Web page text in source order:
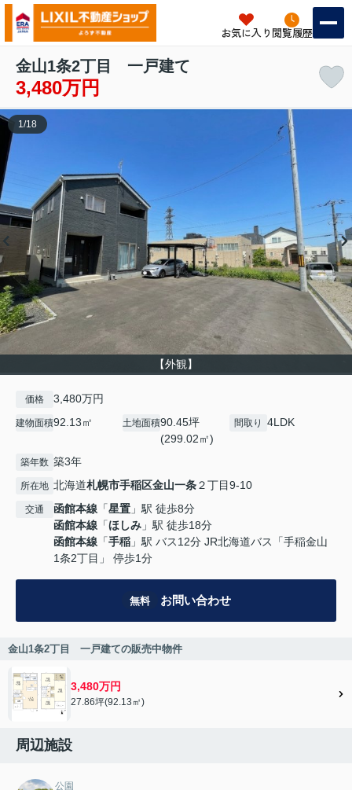
お気に入り 閲覧履歴
金山1条2丁目 一戸建て
3,480万円
【外観】
1/18
価格 3,480万円
建物面積92.13㎡ 土地面積90.45坪
(299.02㎡)
間取り 4LDK
築年数 築3年
所在地 北海道札幌市手稲区金山一条２丁目9-10
交通 函館本線 「星置 」駅 徒歩8分
函館本線 「ほしみ 」駅 徒歩18分
函館本線 「手稲 」駅 バス12分 JR北海道バス「手稲金山
1条2丁目」 停歩1分
無料 お問い合わせ
金山1条2丁目 一戸建ての販売中物件
3,480万円
27.86坪(92.13㎡)
周辺施設
公園